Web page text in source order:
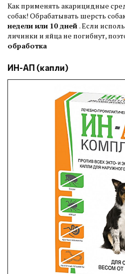
Как применять акарицидные
собак! Обрабатывать шерсть
недели или 10 дней . Если
личинки и яйца не погибнут,
обработка
ИН-АП (капли)